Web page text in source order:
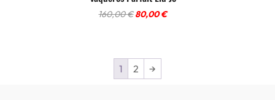
160,00€El
era:
160,00 €.
80,00€El
1 2 →